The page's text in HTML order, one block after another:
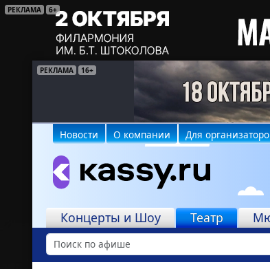
РЕКЛАМА 6+
РЕКЛАМА 16+
РЕКЛАМА 6+
Новости О компании Для
Концерты и Шоу Театр